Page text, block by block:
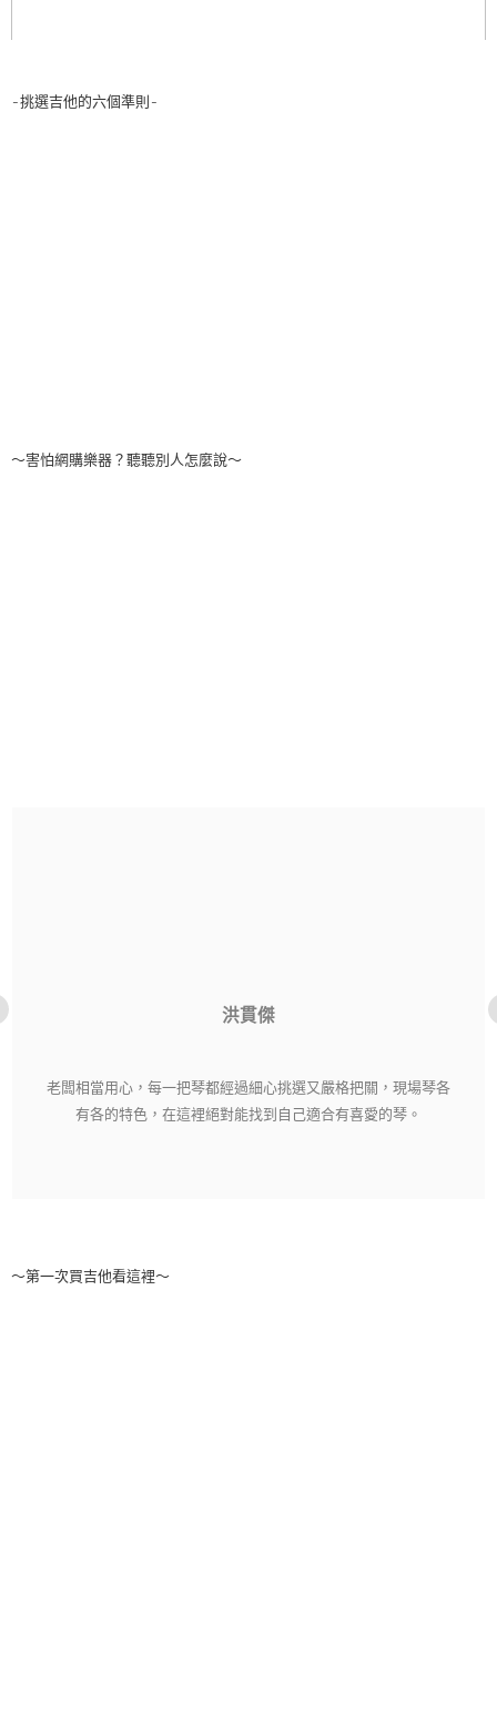
-挑選吉他的六個準則-
～害怕網購樂器？聽聽別人怎麼說～
洪貫傑
老闆相當用心，每一把琴都經過細心挑選又嚴格把關，現場琴各
有各的特色，在這裡絕對能找到自己適合有喜愛的琴。
～第一次買吉他看這裡～